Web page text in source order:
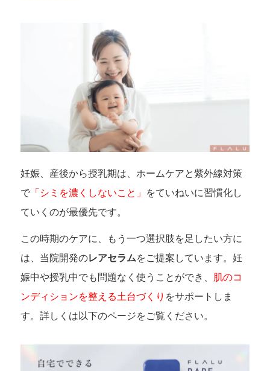
妊娠、産後から授乳期は、ホームケアと紫外線対策
で「シミを濃くしないこと」
をていねいに習慣化し
ていくのが最優先です。
この時期のケアに、もう一つ選択肢を足したい方に
は、当院開発のレアセラムをご提案しています。妊
娠中や授乳中でも問題なく使うことができ、 肌のコ
ンディションを整える土台づくり をサポートしま
す。詳しくは以下のページをご覧ください。